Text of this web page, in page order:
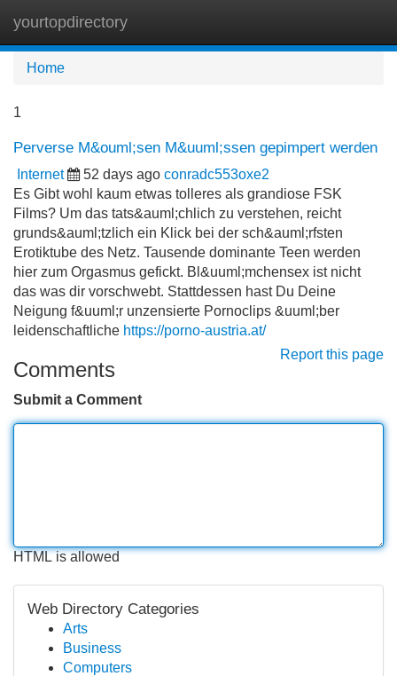
yourtopdirectory
Home
1
Perverse M&ouml;sen M&uuml;ssen gepimpert werden
Internet 52 days ago conradc553oxe2
Es Gibt wohl kaum etwas tolleres als grandiose FSK
Films? Um das tats&auml;chlich zu verstehen, reicht
grunds&auml;tzlich ein Klick bei der sch&auml;rfsten
Erotiktube des Netz. Tausende dominante Teen werden
hier zum Orgasmus gefickt. Bl&uuml;mchensex ist nicht
das was dir vorschwebt. Stattdessen hast Du Deine
Neigung f&uuml;r unzensierte Pornoclips &uuml;ber
leidenschaftliche https://porno-austria.at/
Report this page
Comments
Submit a Comment
HTML is allowed
Web Directory Categories
Arts
Business
Computers